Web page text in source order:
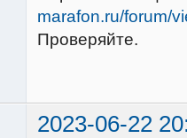
marafon.ru/forum/
Проверяйте.
2023-06-22